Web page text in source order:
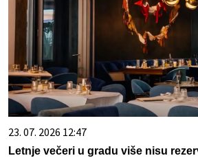
23. 07. 2026 12:47
Letnje večeri u gradu više nisu